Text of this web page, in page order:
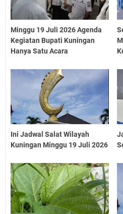
Minggu 19 Juli 2026 Agenda
Kegiatan Bupati Kuningan
Hanya Satu Acara
Ini Jadwal Salat Wilayah
Kuningan Minggu 19 Juli 2026